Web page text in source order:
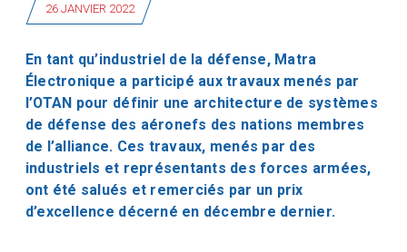
26 JANVIER 2022
En tant qu’industriel de la défense, Matra
Électronique a participé aux travaux menés par
l’OTAN pour définir une architecture de systèmes
de défense des aéronefs des nations membres
de l’alliance. Ces travaux, menés par des
industriels et représentants des forces armées,
ont été salués et remerciés par un prix
d’excellence décerné en décembre dernier.